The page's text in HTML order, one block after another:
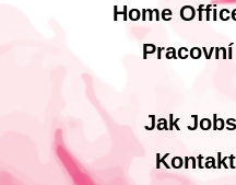
Home
Jak